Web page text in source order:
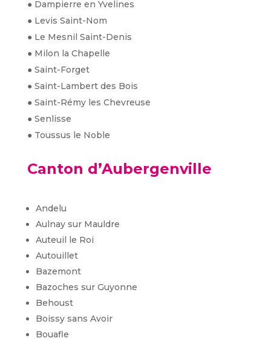
● Dampierre en Yvelines
● Levis Saint-Nom
● Le Mesnil Saint-Denis
● Milon la Chapelle
● Saint-Forget
● Saint-Lambert des Bois
● Saint-Rémy les Chevreuse
● Senlisse
● Toussus le Noble
Canton d’Aubergenville
Andelu
Aulnay sur Mauldre
Auteuil le Roi
Autouillet
Bazemont
Bazoches sur Guyonne
Behoust
Boissy sans Avoir
Bouafle